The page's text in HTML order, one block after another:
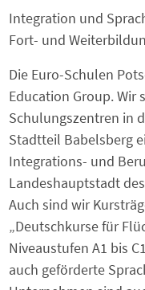
Integration und
Fort- und
Die Euro-Schulen
Education Group. Wir
Schulungszentren in
Stadtteil Babelsberg
Integrations- und
Landeshauptstadt
Auch sind wir
„Deutschkurse für
Niveaustufen A1 bis
auch geförderte